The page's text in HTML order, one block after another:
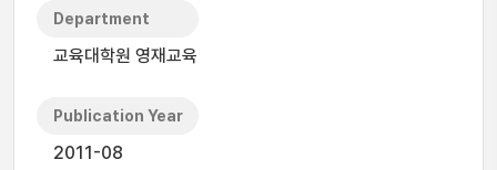
Department
교육대학원 영재교육
Publication Year
2011-08